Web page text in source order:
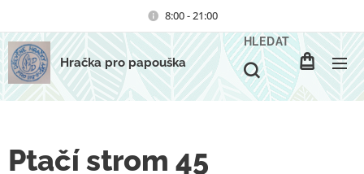
8:00 - 21:00
Hračka pro papouška
HLEDAT
Ptačí strom 45